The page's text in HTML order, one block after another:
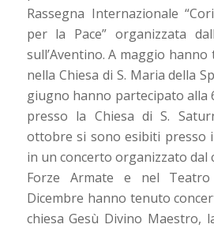
Rassegna Internazionale
per la Pace” organizzata
sull’Aventino. A maggio
nella Chiesa di S. Maria della
giugno hanno partecipato alla
presso la Chiesa di S.
ottobre si sono esibiti presso
in un concerto organizzato dal
Forze Armate e nel
Dicembre hanno tenuto
chiesa Gesù Divino Maestro,